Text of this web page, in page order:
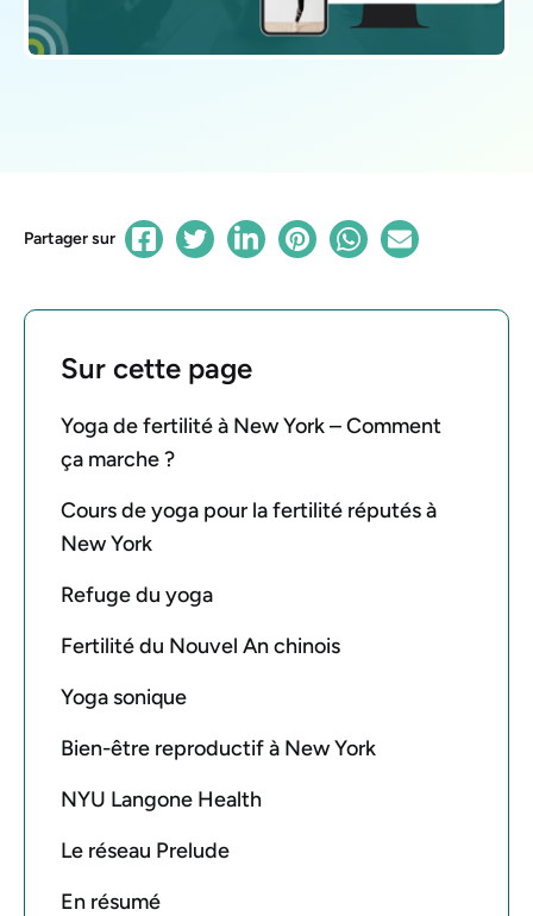
Partager sur
Sur cette page
Yoga de fertilité à New York – Comment
ça marche ?
Cours de yoga pour la fertilité réputés à
New York
Refuge du yoga
Fertilité du Nouvel An chinois
Yoga sonique
Bien-être reproductif à New York
NYU Langone Health
Le réseau Prelude
En résumé